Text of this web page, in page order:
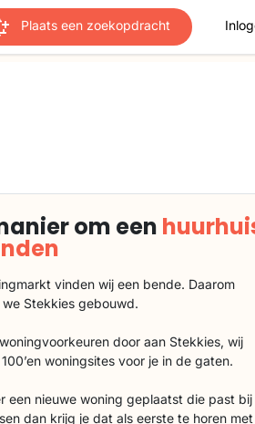
Plaats een zoekopdracht
om een
vinden wij een bende. Daarom
Stekkies gebouwd.
door aan Stekkies, wij
woningsites voor je in de gaten.
een nieuwe woning geplaatst die past bij
dan krijg je dat als eerste te horen met